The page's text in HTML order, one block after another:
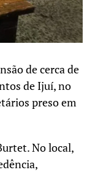
de cerca de
de Ijuí, no
preso em
No local,